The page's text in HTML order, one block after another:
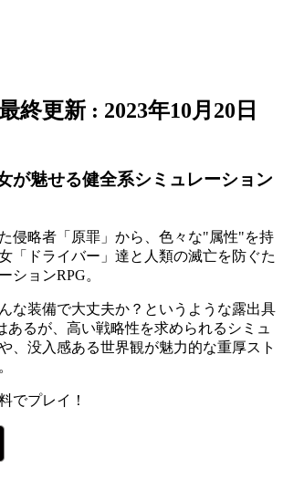
終更新 : 2023年10月20日
が魅せる健全系シミュレーション
侵略者「原罪」から、 色々な"属性"を持
「ドライバー」達と人類の滅亡を防ぐた
ションRPG。
な装備で大丈夫か？というような露出具
るが、 高い戦略性を求められるシミュ
、没入感ある世界観が魅力的な重厚スト
でプレイ！